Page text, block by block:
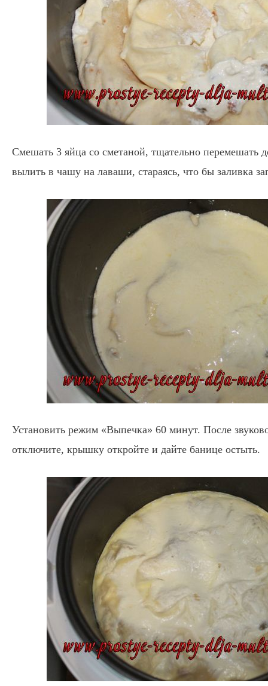
Смешать 3 яйца со сметаной, тщательно перемешать
вылить в чашу на лаваши, стараясь, что бы заливка
Установить режим «Выпечка» 60 минут. После
отключите, крышку откройте и дайте банице остыть.